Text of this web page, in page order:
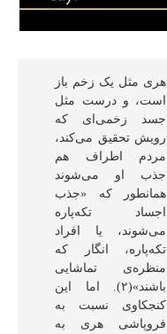
هری مثل یک زخم باز
است، و درست مثل
جسد زخمی‌ای که
رویش تحقیق می‌کند،
مردم اطراف هم
جذب او می‌شوند
همانطور که «جذب
اجساد تکه‌پاره
می‌شوند، یا افراد
تکه‌پاره، انگار که
منظره‌ی تماشایی
باشند»(۲). اما این
کنجکاوی نسبت به
فروپاشی هری به